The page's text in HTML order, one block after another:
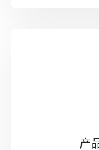
产